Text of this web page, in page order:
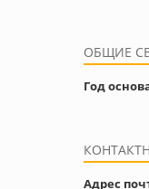
ОБЩИЕ
Год
Адрес